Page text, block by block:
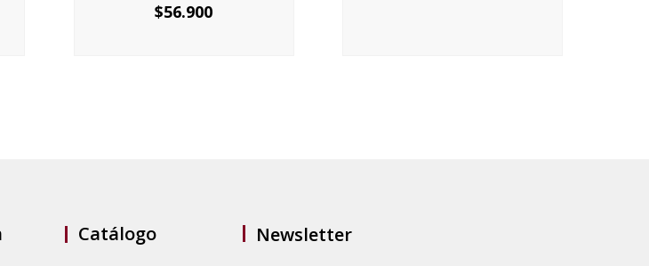
$56.900
Catálogo Newsletter